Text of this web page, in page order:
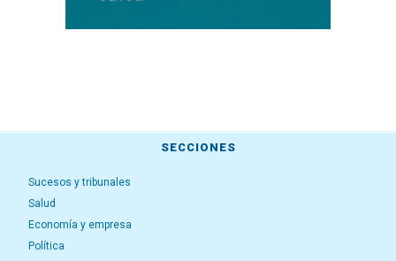
SECCIONES
Sucesos y tribunales
Salud
Economía y empresa
Política